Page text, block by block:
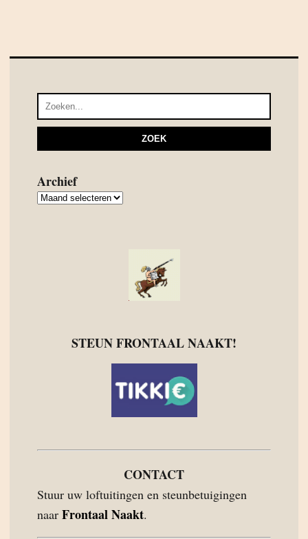
Archief
Archief
STEUN FRONTAAL NAAKT!
CONTACT
Stuur uw loftuitingen en steunbetuigingen
naar Frontaal Naakt.